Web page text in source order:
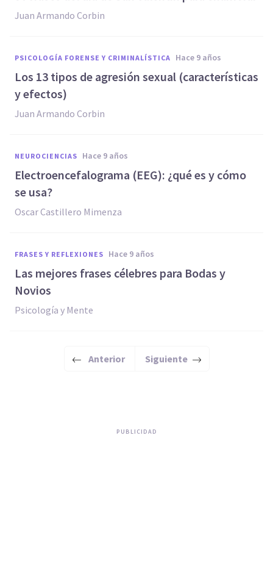
Juan Armando Corbin
PSICOLOGÍA FORENSE Y CRIMINALÍSTICA hace 9 años
​Los 13 tipos de agresión sexual (características
y efectos)
Juan Armando Corbin
NEUROCIENCIAS hace 9 años
Electroencefalograma (EEG): ¿qué es y cómo
se usa?
Oscar Castillero Mimenza
FRASES Y REFLEXIONES hace 9 años
Las mejores frases célebres para Bodas y
Novios
Psicología y Mente
Anterior Siguiente
PUBLICIDAD